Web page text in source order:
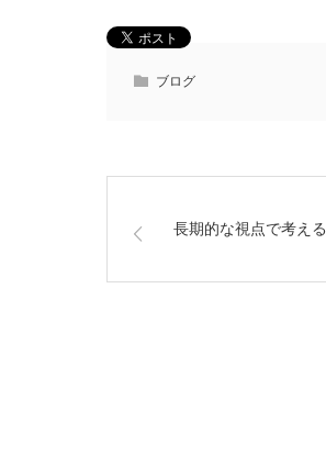
ブログ
長期的な視点で考える